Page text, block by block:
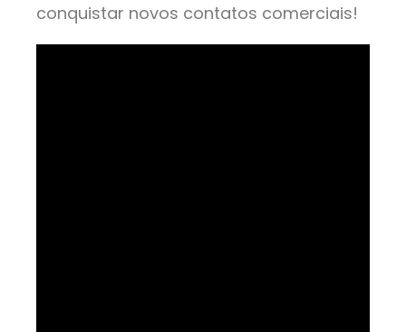
conquistar novos contatos comerciais!